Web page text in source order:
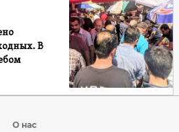
В
О нас